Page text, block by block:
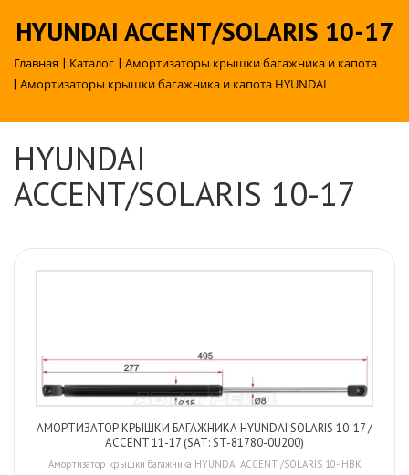
HYUNDAI ACCENT/SOLARIS 10-17
Главная | Каталог | Амортизаторы крышки багажника и капота
| Амортизаторы крышки багажника и капота HYUNDAI
HYUNDAI
ACCENT/SOLARIS 10-17
АМОРТИЗАТОР КРЫШКИ БАГАЖНИКА HYUNDAI SOLARIS 10-17 /
ACCENT 11-17 (SAT: ST-81780-0U200)
Амортизатор крышки багажника HYUNDAI ACCENT /SOLARIS 10- HBK